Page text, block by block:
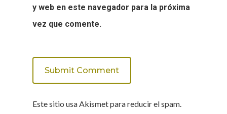
y web en este navegador para la próxima
vez que comente.
Este sitio usa Akismet para reducir el spam.